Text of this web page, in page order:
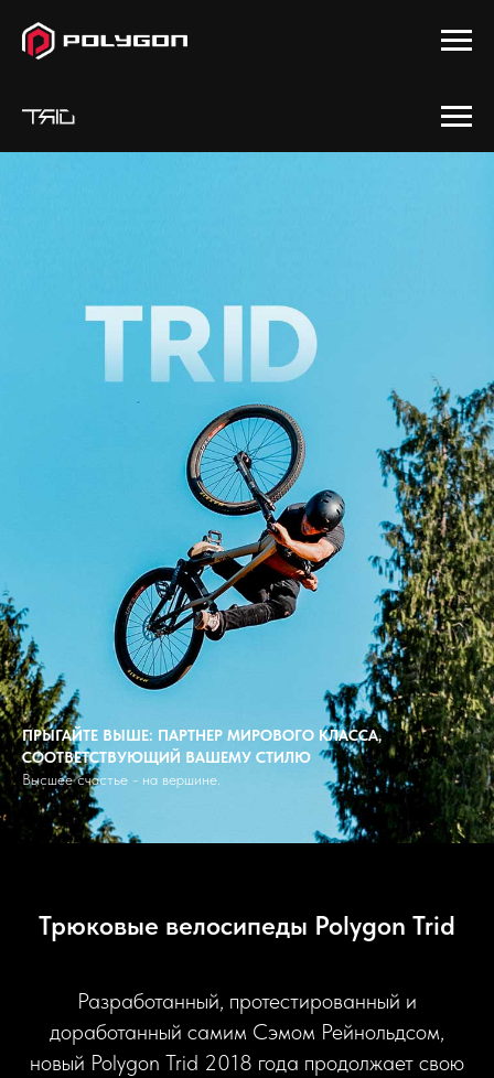
ПРЫГАЙТЕ ВЫШЕ: ПАРТНЕР МИРОВОГО КЛАССА,
СООТВЕТСТВУЮЩИЙ ВАШЕМУ СТИЛЮ
Высшее счастье - на вершине.
Трюковые велосипеды Polygon Trid
Разработанный, протестированный и
доработанный самим Сэмом Рейнольдсом,
новый Polygon Trid 2018 года продолжает свою